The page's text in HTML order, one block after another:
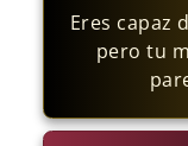
Eres capaz
pero tu